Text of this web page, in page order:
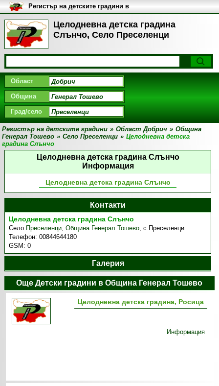
Целодневна детска градина
Слънчо, Село Преселенци
Регистър на детските градини в
България
Област
Община
Град/село
Регистър на детските градини » Област Добрич » Община
Генерал Тошево » Село Преселенци » Целодневна детска
градина Слънчо
Целодневна детска градина Слънчо
Информация
Целодневна детска градина Слънчо
Контакти
Целодневна детска градина Слънчо
Село Преселенци,Община Генерал Тошево,с.Преселенци
Телефон:00844644180
GSM:0
Галерия
Още Детски градини в Община Генерал Тошево
Целодневна детска градина, Росица
Информация